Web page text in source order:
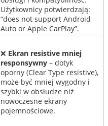
Użytkownicy potwierdzają:
“does not support Android
Auto or Apple CarPlay”.
❌ Ekran resistive mniej
responsywny– dotyk
oporny (Clear Type resistive),
może być mniej wygodny i
szybki w obsłudze niż
nowoczesne ekrany
pojemnościowe.